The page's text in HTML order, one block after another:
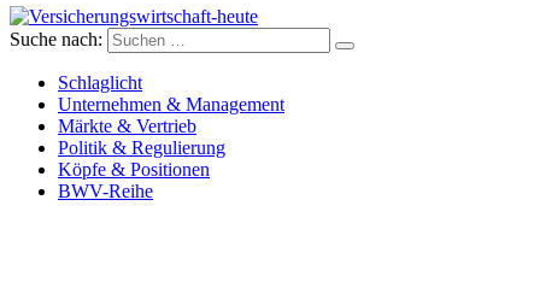
Versicherungswirtschaft-heute
Suche nach:
Schlaglicht
Unternehmen & Management
Märkte & Vertrieb
Politik & Regulierung
Köpfe & Positionen
BWV-Reihe